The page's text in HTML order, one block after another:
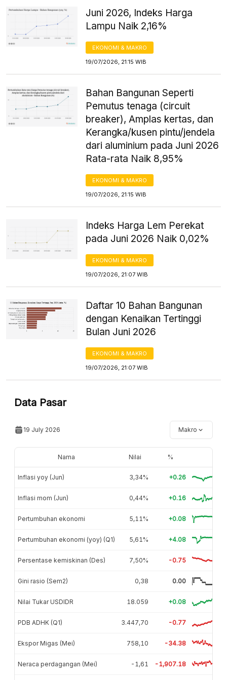
Juni 2026, Indeks Harga
Lampu Naik 2,16%
EKONOMI & MAKRO
19/07/2026, 21:15 WIB
Bahan Bangunan Seperti
Pemutus tenaga (circuit
breaker), Amplas kertas, dan
Kerangka/kusen pintu/jendela
dari aluminium pada Juni 2026
Rata-rata Naik 8,95%
EKONOMI & MAKRO
19/07/2026, 21:15 WIB
Indeks Harga Lem Perekat
pada Juni 2026 Naik 0,02%
EKONOMI & MAKRO
19/07/2026, 21:07 WIB
Daftar 10 Bahan Bangunan
dengan Kenaikan Tertinggi
Bulan Juni 2026
EKONOMI & MAKRO
19/07/2026, 21:07 WIB
Data Pasar
19 July 2026 Makro
Nama Nilai %
Inflasi yoy (Jun) 3,34% +0.26
Inflasi mom (Jun) 0,44% +0.16
Pertumbuhan ekonomi 5,11% +0.08
Pertumbuhan ekonomi (yoy) (Q1) 5,61% +4.08
Persentase kemiskinan (Des) 7,50% -0.75
Gini rasio (Sem2) 0,38 0.00
Nilai Tukar USDIDR 18.059 +0.08
PDB ADHK (Q1) 3.447,70 -0.77
Ekspor Migas (Mei) 758,10 -34.38
Neraca perdagangan (Mei) -1,61 -1,907.18